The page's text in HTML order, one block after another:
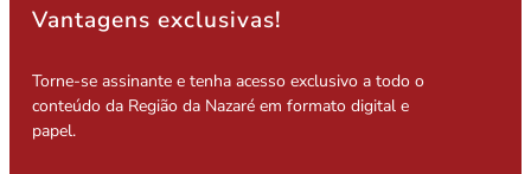
Vantagens exclusivas!
Torne-se assinante e tenha acesso exclusivo a todo o
conteúdo da Região da Nazaré em formato digital e
papel.